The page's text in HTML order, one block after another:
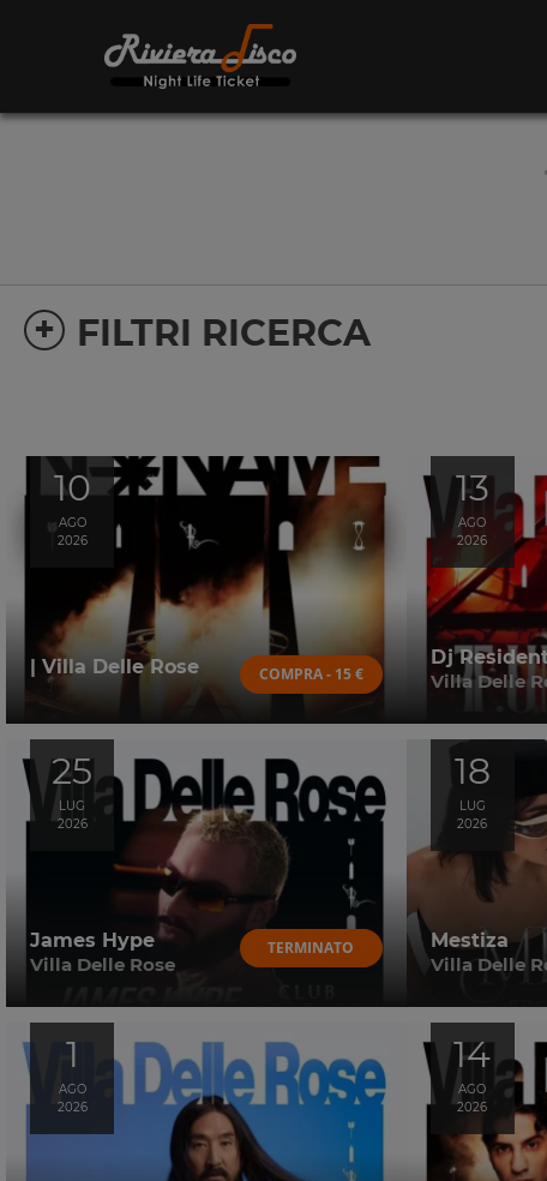
FILTRI RICERCA
+
10
AGO
2026
| Villa Delle Rose COMPRA - 15 €
13
AGO
2026
Dj Resident
Villa Delle
25
LUG
2026
James Hype
Villa Delle Rose
TERMINATO
18
LUG
2026
Mestiza
Villa Delle
1
AGO
2026
14
AGO
2026